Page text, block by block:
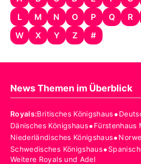
L
M N O P Q R
W
X Y Z #
News Themen im Überblick
Royals:Britisches Königshaus•
Dänisches Königshaus•Fürstenhaus
Niederländisches Königshaus•
Schwedisches Königshaus•
Weitere Royals und Adel